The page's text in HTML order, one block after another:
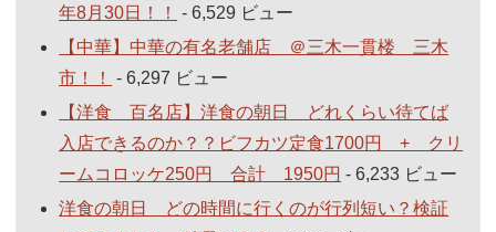
年8月30日！！
- 6,529 ビュー
【中華】中華の有名老舗店 ＠三木一貫楼 三木
市！！
- 6,297 ビュー
【洋食 百名店】洋食の朝日 どれくらい待てば
入店できるのか？？ビフカツ定食1700円 + クリ
ームコロッケ250円 合計 1950円 - 6,233 ビュー
洋食の朝日 どの時間に行くのが行列短い？検証